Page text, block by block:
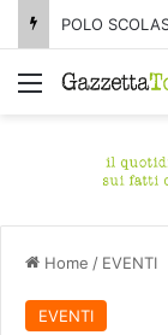
Menu
Home / EVENTI
EVENTI